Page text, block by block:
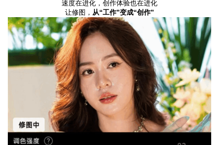
影像人才
专题微站
关于我们
HOT
速度在进化，创作体验也在进化
让修图， 从“工作”变成“创作”